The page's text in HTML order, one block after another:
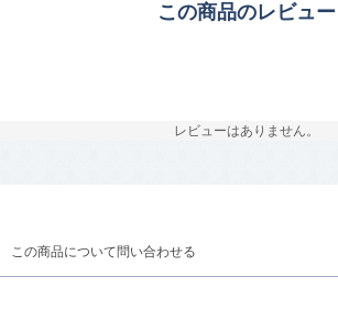
この商品のレビュー
レビューはありません。
この商品について問い合わせる